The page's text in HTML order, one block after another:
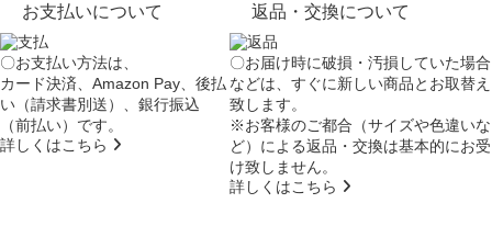
お支払いについて
〇お支払い方法は、
カード決済、Amazon Pay、後払
い（請求書別送）、銀行振込
（前払い）です。
詳しくはこちら
返品・交換について
〇お届け時に破損・汚損していた場合
などは、すぐに新しい商品とお取替え
致します。
※お客様のご都合（サイズや色違いな
ど）による返品・交換は基本的にお受
け致しません。
詳しくはこちら